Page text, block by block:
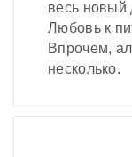
весь новый
Любовь к
Впрочем,
несколько.